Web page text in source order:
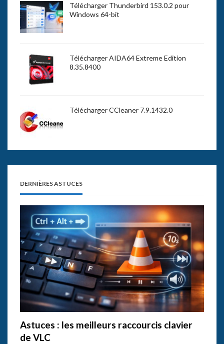
Télécharger Thunderbird 153.0.2 pour
Windows 64-bit
Télécharger AIDA64 Extreme Edition
8.35.8400
Télécharger CCleaner 7.9.1432.0
DERNIÈRES ASTUCES
Astuces : les meilleurs raccourcis clavier
de VLC